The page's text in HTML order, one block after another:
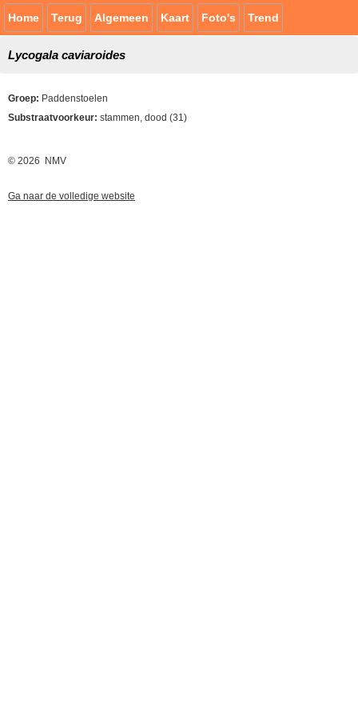
Home Terug Algemeen Kaart Foto's Trend
Lycogala caviaroides
Groep: Paddenstoelen
Substraatvoorkeur: stammen, dood (31)
© 2026 NMV
Ga naar de volledige website